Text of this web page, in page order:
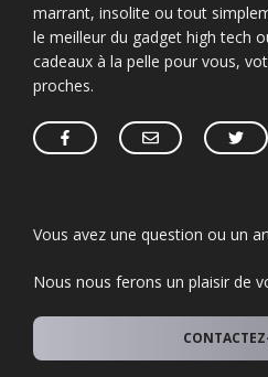
marrant, insolite ou tout
le meilleur du gadget high tech
cadeaux à la pelle pour vous,
proches.
Vous avez une question ou un
Nous nous ferons un plaisir de